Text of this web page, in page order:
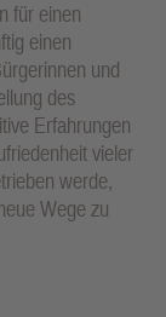
für einen
einen
und
des
Erfahrungen
vieler
werde,
Wege zu